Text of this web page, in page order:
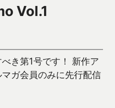
Vol.1
き第1号です！ 新作ア
ガ会員のみに先行配信